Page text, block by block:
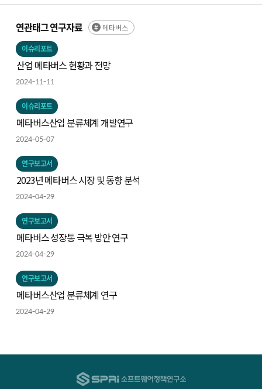
연관태그 연구자료 메타버스
이슈리포트
산업 메타버스 현황과 전망
2024-11-11
이슈리포트
메타버스산업 분류체계 개발연구
2024-05-07
연구보고서
2023년 메타버스 시장 및 동향 분석
2024-04-29
연구보고서
메타버스 성장통 극복 방안 연구
2024-04-29
연구보고서
메타버스산업 분류체계 연구
2024-04-29